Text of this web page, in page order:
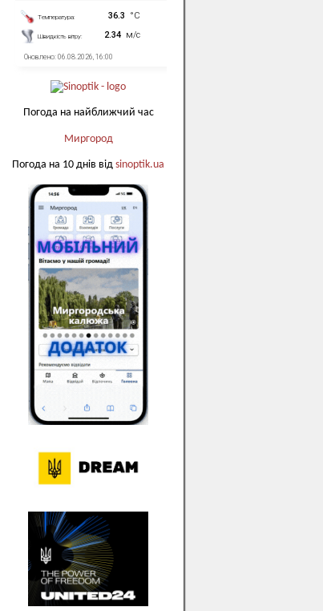
Погода на найближчий час
Миргород
Погода на 10 днів від sinoptik.ua